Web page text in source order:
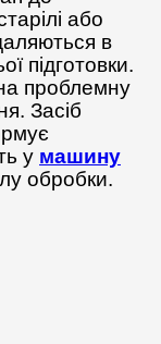
або
в
підготовки.
проблемну
Засіб
у машину
обробки.